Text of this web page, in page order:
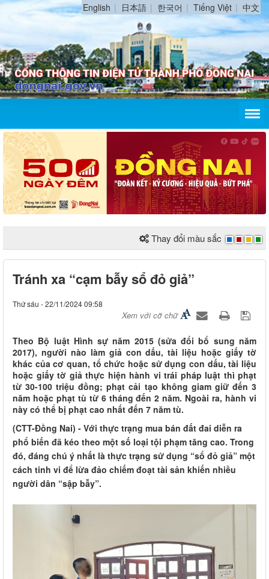
English 日本語 한국어 Tiếng Việt 中文
Thay đổi màu sắc
Tránh xa “cạm bẫy sổ đỏ giả”
Thứ sáu - 22/11/2024 09:58
Xem với cỡ chữ
Theo Bộ luật Hình sự năm 2015 (sửa đổi bổ sung năm
2017), người nào làm giả con dấu, tài liệu hoặc giấy tờ
khác của cơ quan, tổ chức hoặc sử dụng con dấu, tài liệu
hoặc giấy tờ giả thực hiện hành vi trái pháp luật thì phạt
từ 30-100 triệu đồng; phạt cải tạo không giam giữ đến 3
năm hoặc phạt tù từ 6 tháng đến 2 năm. Ngoài ra, hành vi
này có thể bị phạt cao nhất đến 7 năm tù.
(CTT-Đồng Nai) - Với thực trạng mua bán đất đai diễn ra
phổ biến đã kéo theo một số loại tội phạm tăng cao. Trong
đó, đáng chú ý nhất là thực trạng sử dụng “sổ đỏ giả” một
cách tinh vi để lừa đảo chiếm đoạt tài sản khiến nhiều
người dân “sập bẫy”.